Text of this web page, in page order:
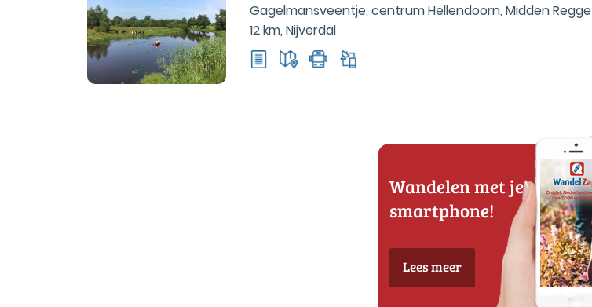
Gagelmansveentje, centrum Hellendoorn, Midden Regge
12 km, Nijverdal
Wandelen met je
smartphone!
Lees meer